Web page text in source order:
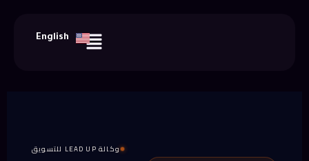
Menu
English
وكالة LEAD UP للتسويق